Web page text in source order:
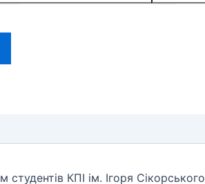
КПІ ім. Ігоря Сікорського